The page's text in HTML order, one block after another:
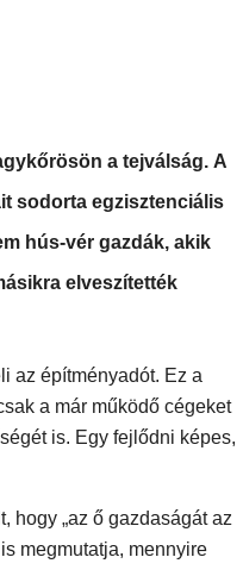
a tejválság. A
sodorta egzisztenciális
hús-vér gazdák, akik
elveszítették
az építményadót. Ez a
a már működő cégeket
is. Egy fejlődni képes,
hogy „az ő gazdaságát az
megmutatja, mennyire